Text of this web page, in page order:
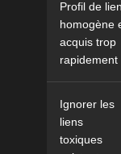
Profil de
homogène
acquis trop
rapidement
Ignorer les
liens
toxiques